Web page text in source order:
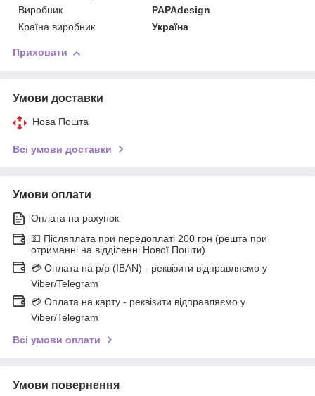
Виробник
PAPAdesign
Країна виробник
Україна
Приховати
Умови доставки
Нова Пошта
Всі умови доставки
Умови оплати
Оплата на рахунок
💵 Післяплата при передоплаті 200 грн (решта при
отриманні на відділенні Нової Пошти)
💳 Оплата на р/р (IBAN) - реквізити відправляємо у
Viber/Telegram
💳 Оплата на карту - реквізити відправляємо у
Viber/Telegram
Всі умови оплати
Умови повернення